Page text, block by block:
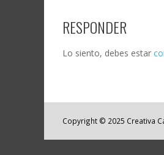
RESPONDER
Lo siento, debes estar
Copyright © 2025 Creativa